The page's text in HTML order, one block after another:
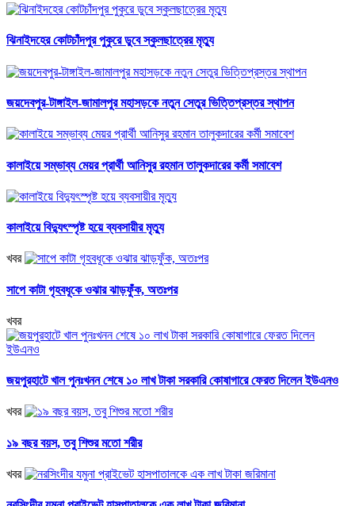
ঝিনাইদহের কোটচাঁদপুর পুকুরে ডুবে স্কুলছাত্রের মৃত্যু
জয়দেবপুর-টাঙ্গাইল-জামালপুর মহাসড়কে নতুন সেতুর ভিত্তিপ্রস্তর স্থাপন
কালাইয়ে সম্ভাব্য মেয়র প্রার্থী আনিসুর রহমান তালুকদারের কর্মী সমাবেশ
কালাইয়ে বিদ্যুৎস্পৃষ্ট হয়ে ব্যবসায়ীর মৃত্যু
খবর
সাপে কাটা গৃহবধূকে ওঝার ঝাড়ফুঁক, অতঃপর
খবর
জয়পুরহাটে খাল পুনঃখনন শেষে ১০ লাখ টাকা সরকারি কোষাগারে ফেরত দিলেন ইউএনও
খবর
১৯ বছর বয়স, তবু শিশুর মতো শরীর
খবর